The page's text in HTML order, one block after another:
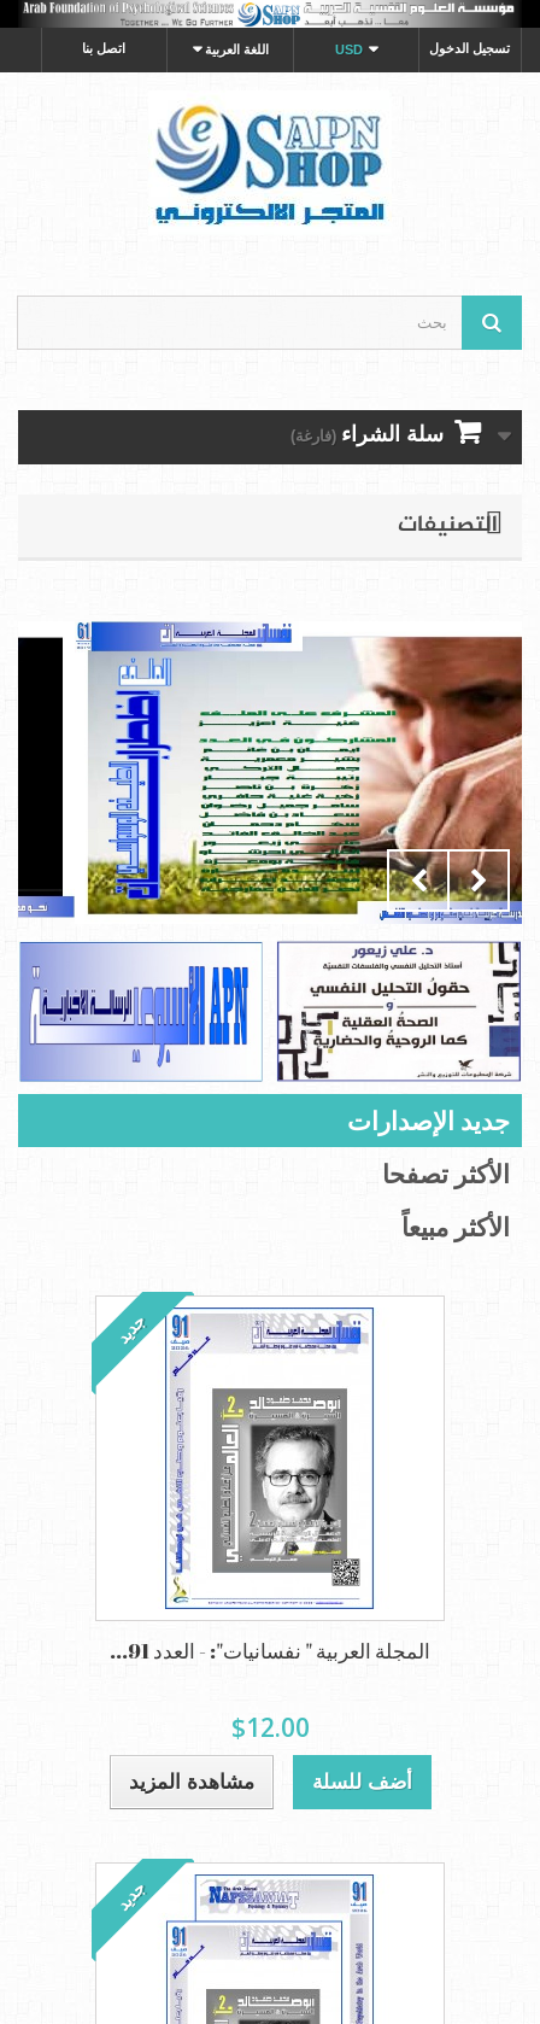
تسجيل الدخول USD اللغة العربية اتصل بنا
سلة الشراء (فارغة)
التصنيفات
جديد الإصدارات
الأكثر تصفحا
الأكثر مبيعاً
جديد
المجلة العربية " نفسانيات": - العدد 91...
$12.00
أضف للسلة مشاهدة المزيد
جديد